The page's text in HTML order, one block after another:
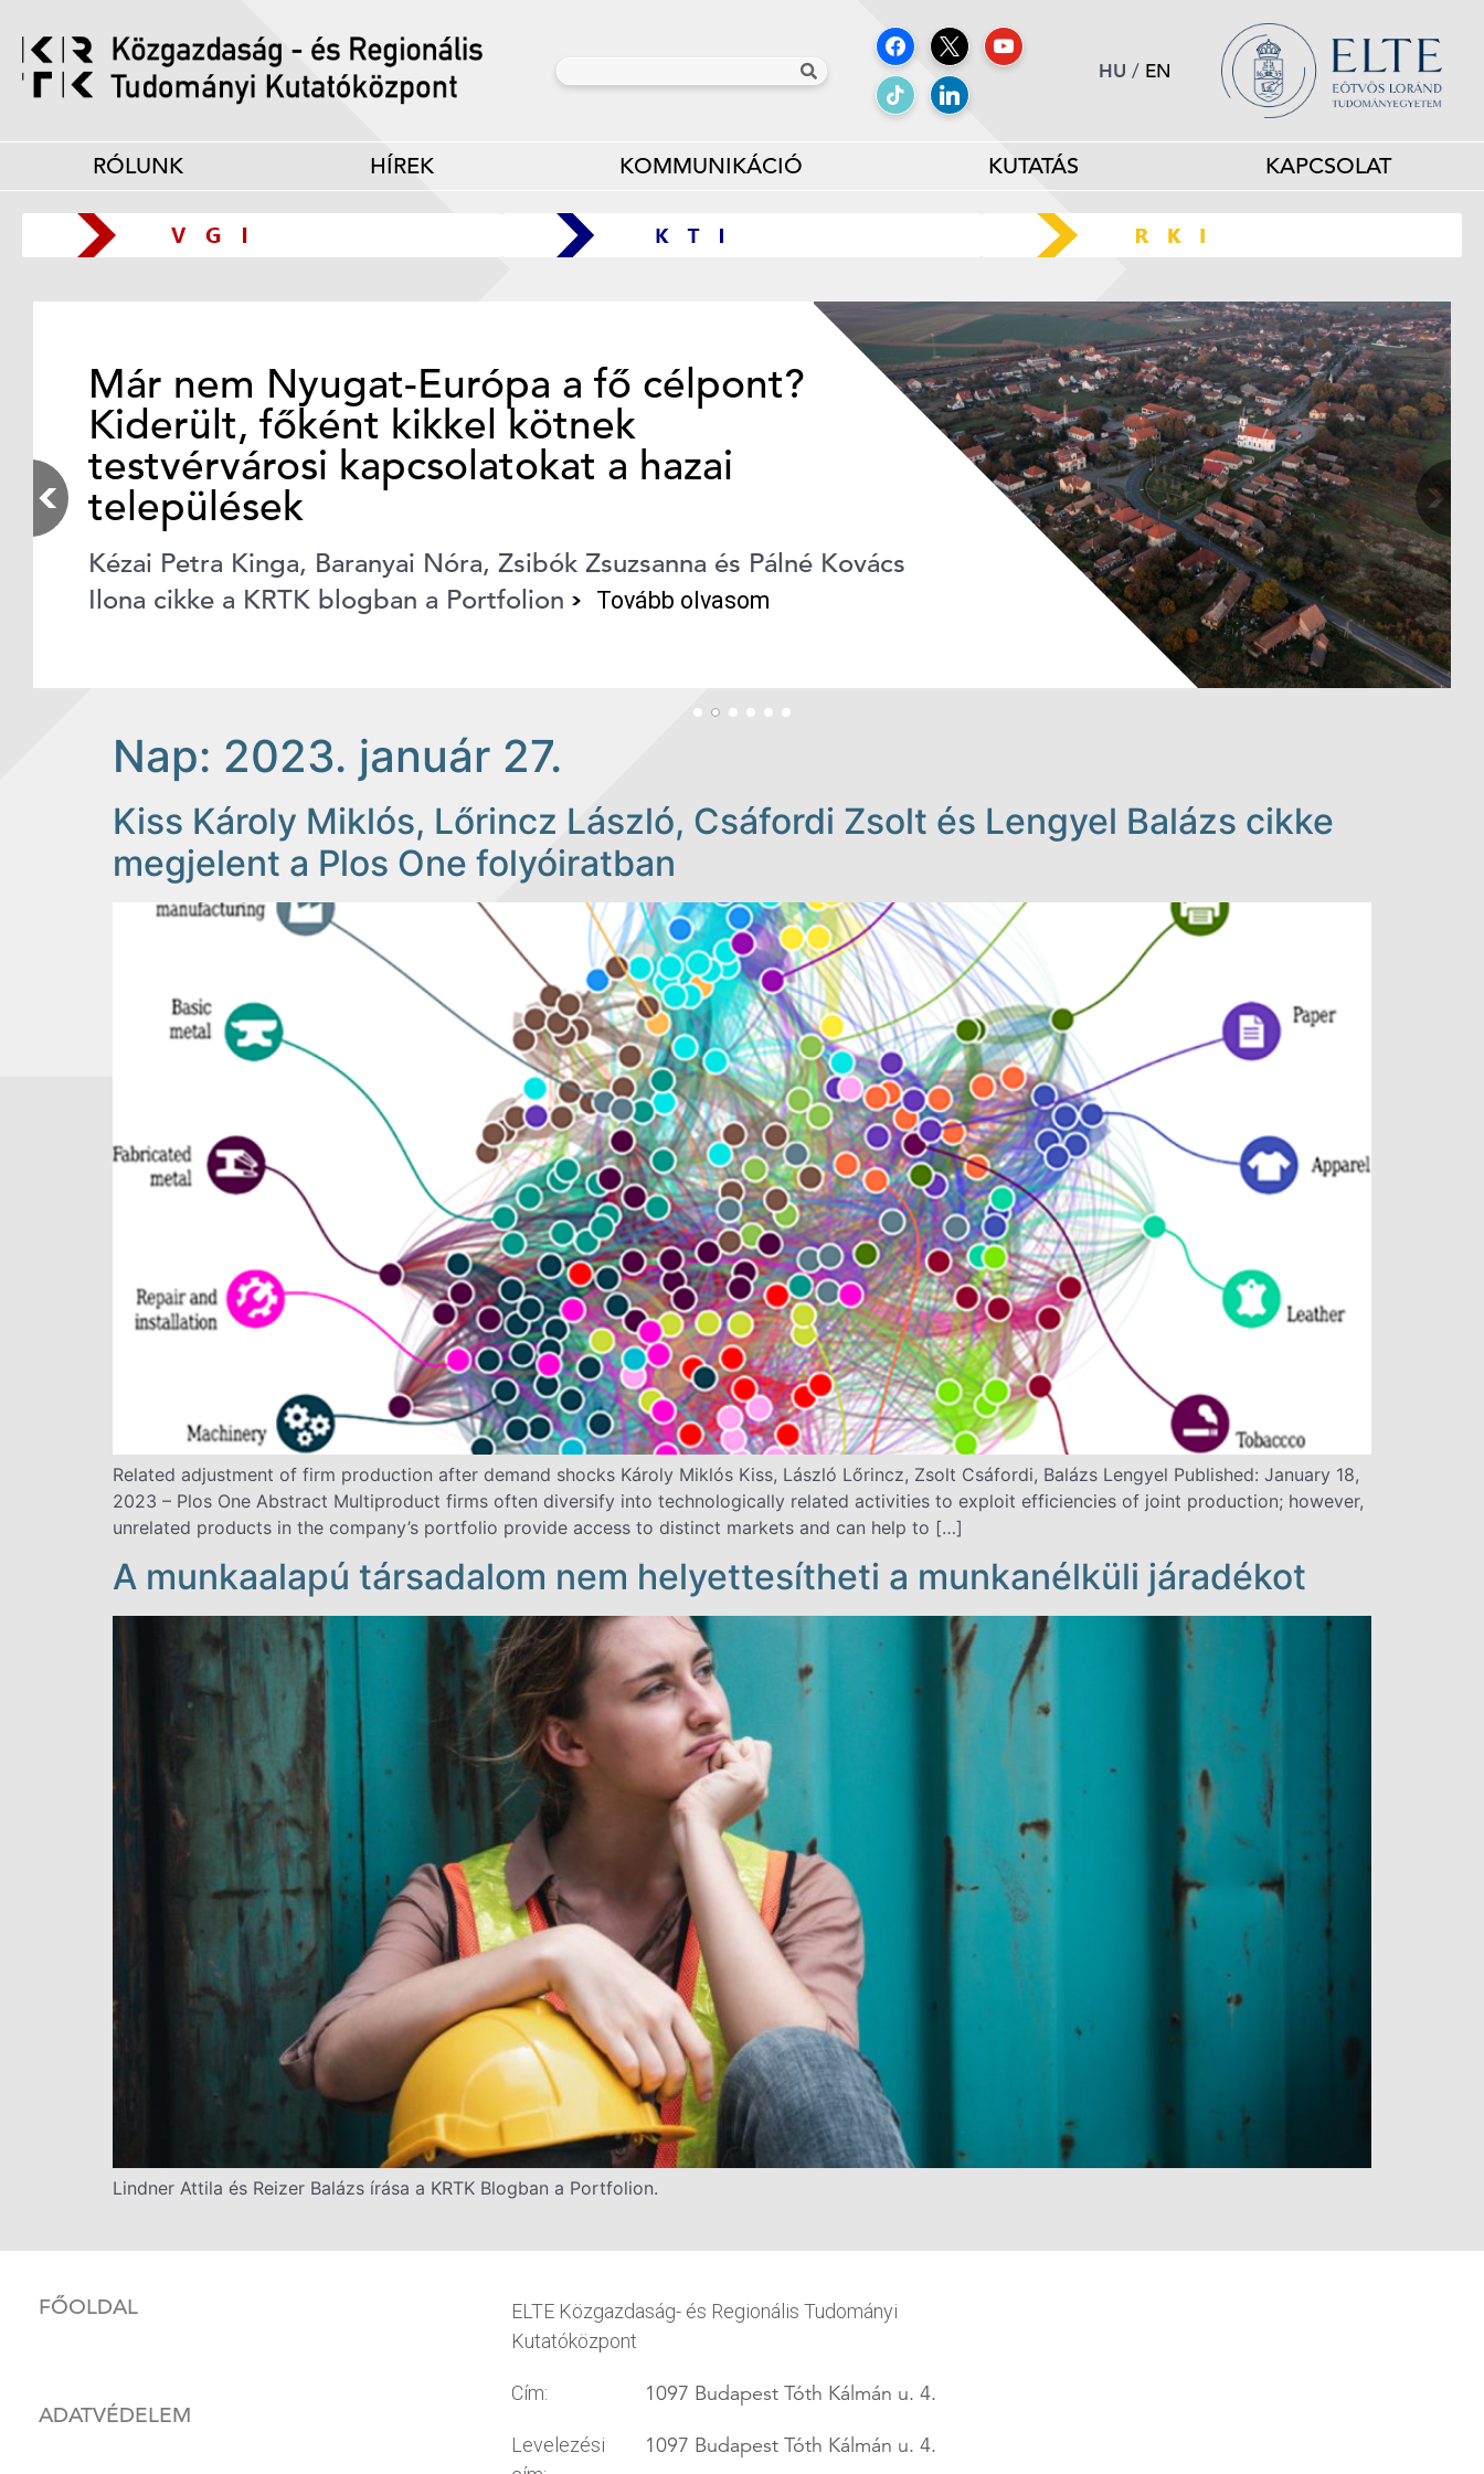
HU / EN
RÓLUNK HÍREK KOMMUNIKÁCIÓ KUTATÁS KAPCSOLAT
Már nem Nyugat-Európa a fő célpont?
Kiderült, főként kikkel kötnek
testvérvárosi kapcsolatokat a hazai
települések
Kézai Petra Kinga, Baranyai Nóra, Zsibók Zsuzsanna és Pálné Kovács
Ilona cikke a KRTK blogban a Portfolion
Tovább olvasom
Nap: 2023. január 27.
Kiss Károly Miklós, Lőrincz László, Csáfordi Zsolt és Lengyel Balázs cikke
megjelent a Plos One folyóiratban
Related adjustment of firm production after demand shocks Károly Miklós Kiss, László Lőrincz, Zsolt Csáfordi, Balázs Lengyel Published: January 18,
2023 – Plos One Abstract Multiproduct firms often diversify into technologically related activities to exploit efficiencies of joint production; however,
unrelated products in the company’s portfolio provide access to distinct markets and can help to […]
A munkaalapú társadalom nem helyettesítheti a munkanélküli járadékot
Lindner Attila és Reizer Balázs írása a KRTK Blogban a Portfolion.
FŐOLDAL
ADATVÉDELEM
ELTE Közgazdaság- és Regionális Tudományi
Kutatóközpont
Cím: 1097 Budapest Tóth Kálmán u. 4.
Levelezési
1097 Budapest Tóth Kálmán u. 4.